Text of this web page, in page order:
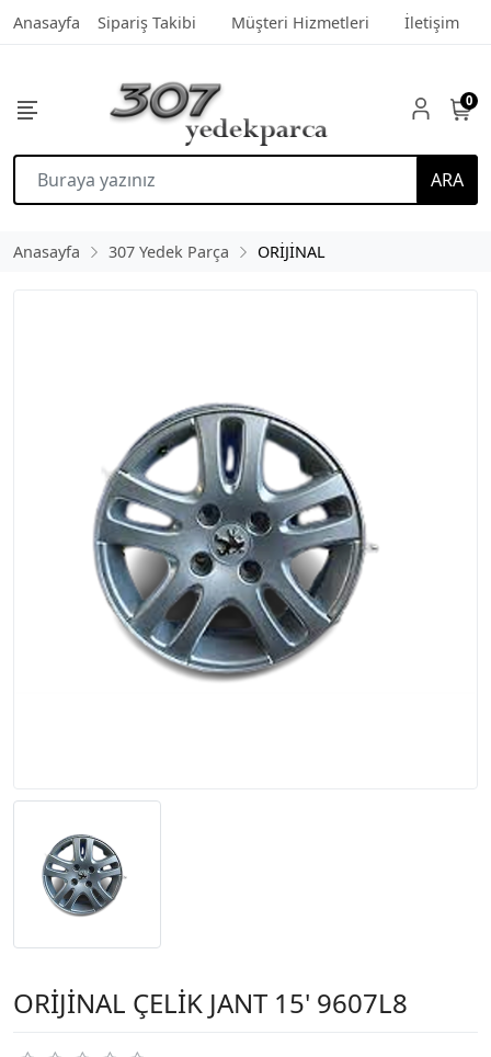
Anasayfa Sipariş Takibi Müşteri Hizmetleri İletişim
ARA
0
Anasayfa 307 Yedek Parça ORİJİNAL
ORİJİNAL ÇELİK JANT 15' 9607L8